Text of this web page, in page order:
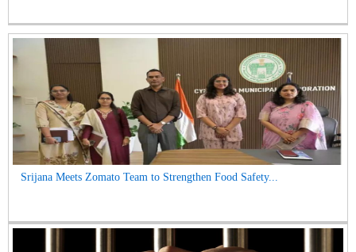
Srijana Meets Zomato Team to Strengthen Food Safety...